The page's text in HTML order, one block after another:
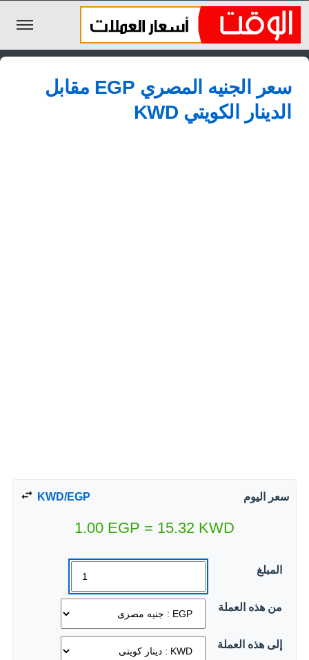
الليرة السورية
الجنيه المصري
الريال السعودي
سعر الجنيه المصري EGP مقابل
الدينار الكويتي KWD
سعر اليوم KWD/EGP
1.00 EGP = 15.32 KWD
المبلغ
من هذه العملة
إلى هذه العملة